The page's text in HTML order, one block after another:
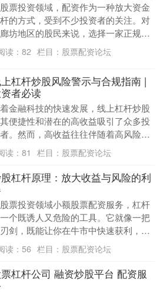
票投资领域，配资作为一种放大资金
的方式，受到不少投资者的关注。对
坊地区的股民来说，选择一家正规安
的股票配资平台至关重要。本文将为您
析如何甄别优质....
读： 82 栏目： 股票配资论坛
杠杆炒股风险警示与合规指南 |
者必读
金融科技的快速发展，线上杠杆炒股
便捷性和潜在的高收益吸引了众多投
。然而，高收益往往伴随着高风险，
其是杠杆交易，可能放大亏损，甚至导
本金全部损失。....
读： 81 栏目： 股票配资论坛
杠杆原理：放大收益与风险的利
票投资领域小额股票配资服务，杠杆
个既诱人又危险的工具。它就像一把
剑，既能让你在牛市中快速获利，也
能在熊市中让你血本无归。理解杠杆原
，是每个投资者....
读： 56 栏目： 股票配资论坛
杠杆公司 融资炒股平台 配资服